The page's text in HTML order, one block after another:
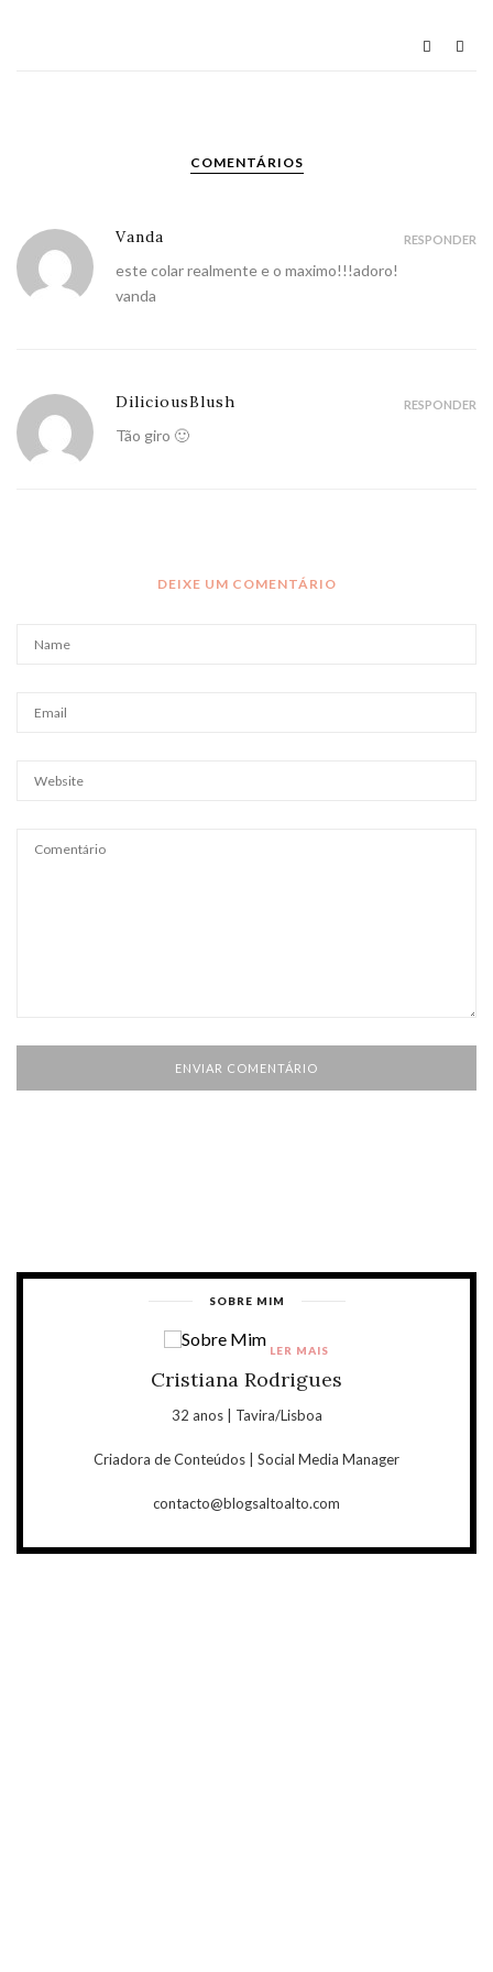
COMENTÁRIOS
Vanda
este colar realmente e o maximo!!!adoro!
vanda
RESPONDER
DiliciousBlush
Tão giro 🙂
RESPONDER
DEIXE UM COMENTÁRIO
SOBRE MIM
Cristiana Rodrigues
32 anos | Tavira/Lisboa
Criadora de Conteúdos | Social Media Manager
contacto@blogsaltoalto.com
LER MAIS